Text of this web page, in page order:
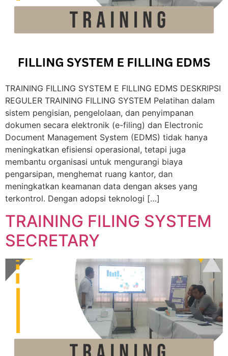
TRAINING FILLING SYSTEM E FILLING EDMS DESKRIPSI
REGULER TRAINING FILLING SYSTEM Pelatihan dalam
sistem pengisian, pengelolaan, dan penyimpanan
dokumen secara elektronik (e-filing) dan Electronic
Document Management System (EDMS) tidak hanya
meningkatkan efisiensi operasional, tetapi juga
membantu organisasi untuk mengurangi biaya
pengarsipan, menghemat ruang kantor, dan
meningkatkan keamanan data dengan akses yang
terkontrol. Dengan adopsi teknologi […]
TRAINING FILING SYSTEM
SECRETARY